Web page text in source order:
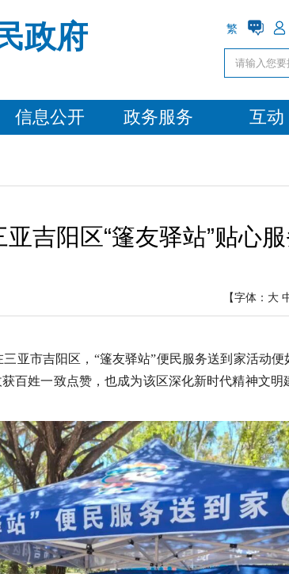
政府 繁
信息公开 政务服务 互动
吉阳区“篷友驿站”贴心
【字体： 大
亚市吉阳区，“篷友驿站”便民服务送到家活动
百姓一致点赞，也成为该区深化新时代精神文